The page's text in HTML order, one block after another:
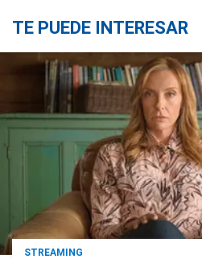
TE PUEDE INTERESAR
STREAMING